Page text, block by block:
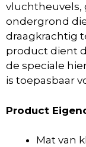
vluchtheuvels,
ondergrond
draagkrachtig
product dient
de speciale
is toepasbaar
Product
Mat van